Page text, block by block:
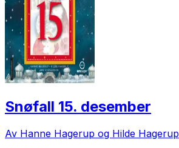
Snøfall 15. desember
Av Hanne Hagerup og Hilde Hagerup